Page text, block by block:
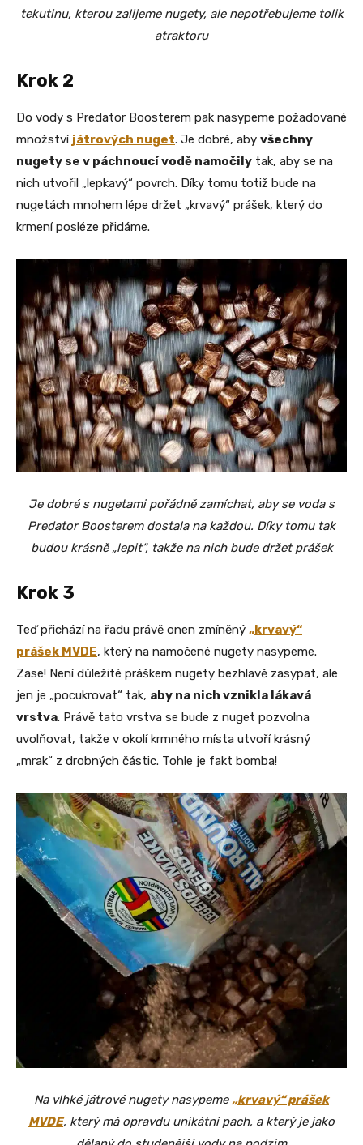
tekutinu, kterou zalijeme nugety, ale nepotřebujeme tolik
atraktoru
Krok 2
Do vody s Predator Boosterem pak nasypeme požadované
množství játrových nuget. Je dobré, aby všechny
nugety se v páchnoucí vodě namočily tak, aby se na
nich utvořil „lepkavý“ povrch. Díky tomu totiž bude na
nugetách mnohem lépe držet „krvavý“ prášek, který do
krmení posléze přidáme.
Je dobré s nugetami pořádně zamíchat, aby se voda s
Predator Boosterem dostala na každou. Díky tomu tak
budou krásně „lepit“, takže na nich bude držet prášek
Krok 3
Teď přichází na řadu právě onen zmíněný „krvavý“
prášek MVDE, který na namočené nugety nasypeme.
Zase! Není důležité práškem nugety bezhlavě zasypat, ale
jen je „pocukrovat“ tak, aby na nich vznikla lákavá
vrstva. Právě tato vrstva se bude z nuget pozvolna
uvolňovat, takže v okolí krmného místa utvoří krásný
„mrak“ z drobných částic. Tohle je fakt bomba!
Na vlhké játrové nugety nasypeme„krvavý“ prášek
MVDE, který má opravdu unikátní pach, a který je jako